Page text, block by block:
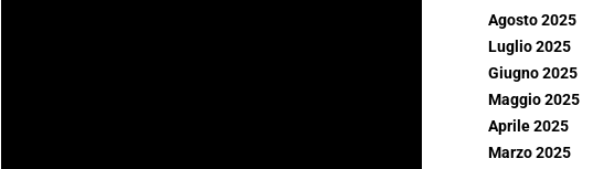
Agosto 2025
Luglio 2025
Giugno 2025
Maggio 2025
Aprile 2025
Marzo 2025